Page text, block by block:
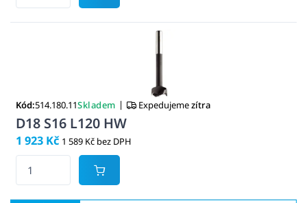
Kód:514.180.11Skladem | Expedujemezítra
D18 S16 L120 HW
1 923 Kč 1 589 Kč bez DPH